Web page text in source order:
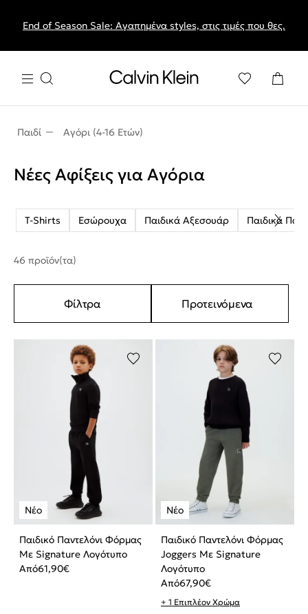
End of Season Sale: Αγαπημένα styles, στις τιμές που θες.
Παιδί Αγόρι (4-16 Ετών)
Νέες Αφίξεις για Αγόρια
T-Shirts Εσώρουχα Παιδικά Αξεσουάρ Παιδικά
46 προϊόν(τα)
Φίλτρα Προτεινόμενα
Παιδικό Παντελόνι Φόρμας
Με Signature Λογότυπο
Από61,90€
Παιδικό Παντελόνι Φόρμας
Joggers Με Signature
Λογότυπο
Από67,90€
+ 1 Επιπλέον Χρώμα